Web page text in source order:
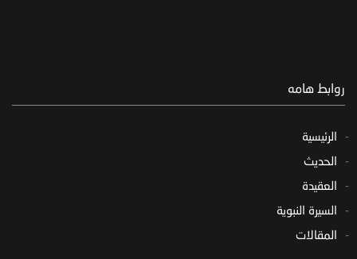
روابط هامه
الرئيسية
الحديث
العقيدة
السيرة النبوية
المقالات